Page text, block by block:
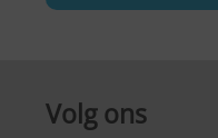
Volg ons